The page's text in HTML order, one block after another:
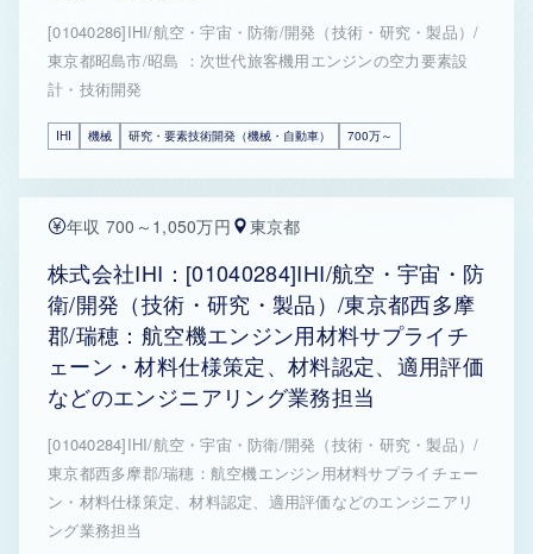
[01040286]IHI/航空・宇宙・防衛/開発（技術・研究・製品）/
東京都昭島市/昭島 ：次世代旅客機用エンジンの空力要素設
計・技術開発
IHI 機械 研究・要素技術開発（機械・自動車） 700万～
年収 700～1,050万円 東京都
株式会社IHI：[01040284]IHI/航空・宇宙・防
衛/開発（技術・研究・製品）/東京都西多摩
郡/瑞穂：航空機エンジン用材料サプライチ
ェーン・材料仕様策定、材料認定、適用評価
などのエンジニアリング業務担当
[01040284]IHI/航空・宇宙・防衛/開発（技術・研究・製品）/
東京都西多摩郡/瑞穂：航空機エンジン用材料サプライチェー
ン・材料仕様策定、材料認定、適用評価などのエンジニアリ
ング業務担当